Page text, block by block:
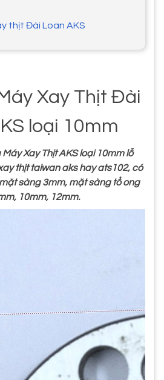
thịt Đài Loan AKS
Xay Thịt Đài
loại 10mm
Xay Thịt AKS loại 10mm lỗ
thịt taiwan aks hay ats102, có
sàng 3mm, mặt sàng tổ ong
10mm, 12mm.